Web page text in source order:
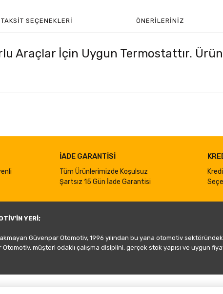
TAKSIT SEÇENEKLERI ÖNERILERINIZ
Araçlar İçin Uygun Termostattır.
İADE GARANTİSİ
Tüm Ürünlerimizde Koşulsuz
Şartsız 15 Gün İade Garantisi
YERİ;
Güvenpar Otomotiv, 1996 yılından bu yana otomotiv
müşteri odaklı çalışma disiplini, gerçek stok yapısı ve uygun